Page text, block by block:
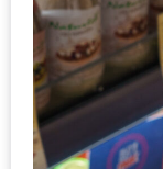
แห่ง
ชาติ
2557
ร้าน
หมู